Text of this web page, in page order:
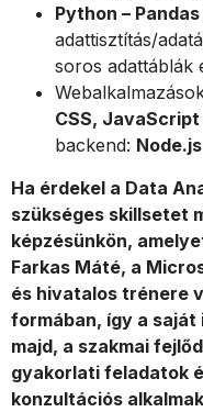
Python – Pandas
adattisztítás/
soros adattáblák
CSS, JavaScript
backend:
Ha érdekel a Data
szükséges skillsetet
képzésünkön,
Farkas Máté, a
és hivatalos trénere
formában, így a
majd, a szakmai
gyakorlati feladatok
konzultációs